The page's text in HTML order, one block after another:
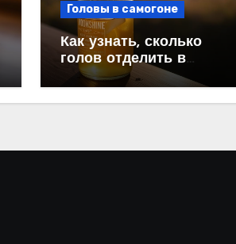
Головы в самогоне
Как узнать, сколько
голов отделить в
самогоне: пошаговое
руководство